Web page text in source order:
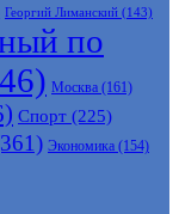
Георгий Лиманский (143)
по
Москва (161)
Спорт (225)
Экономика (154)